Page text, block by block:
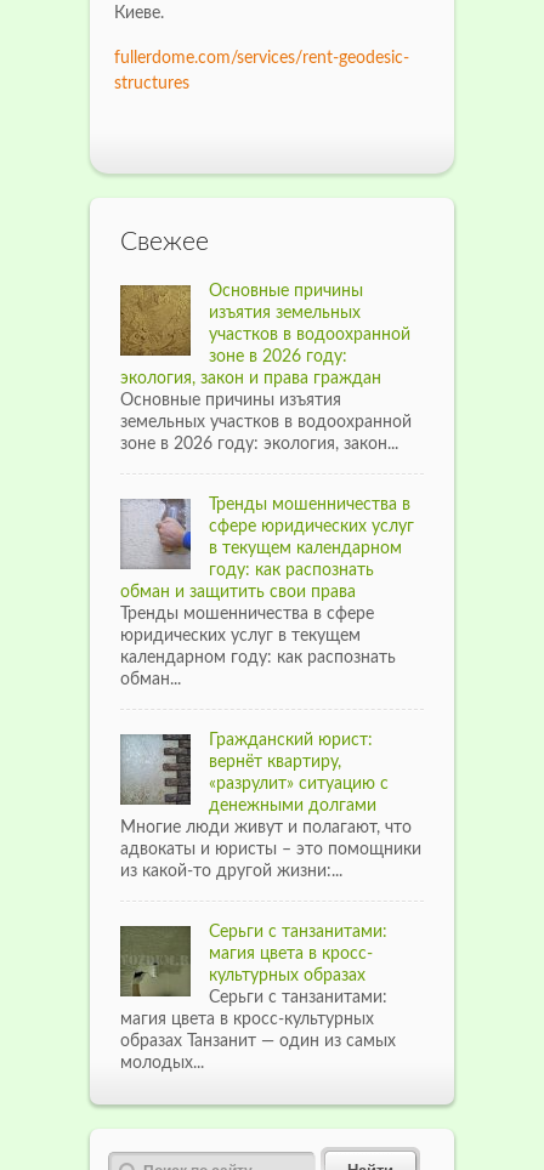
Киеве.
fullerdome.com/services/rent-geodesic-
structures
Свежее
Основные причины
изъятия земельных
участков в водоохранной
зоне в 2026 году:
экология, закон и права граждан
Основные причины изъятия
земельных участков в водоохранной
зоне в 2026 году: экология, закон...
Тренды мошенничества в
сфере юридических услуг
в текущем календарном
году: как распознать
обман и защитить свои права
Тренды мошенничества в сфере
юридических услуг в текущем
календарном году: как распознать
обман...
Гражданский юрист:
вернёт квартиру,
«разрулит» ситуацию с
денежными долгами
Многие люди живут и полагают, что
адвокаты и юристы – это помощники
из какой-то другой жизни:...
Серьги с танзанитами:
магия цвета в кросс-
культурных образах
Серьги с танзанитами:
магия цвета в кросс-культурных
образах Танзанит — один из самых
молодых...